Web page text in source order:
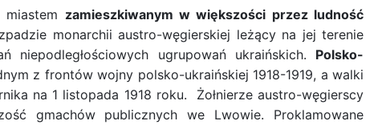
zamieszkiwanym w większości przez ludność
monarchii austro-węgierskiej leżący na jej terenie
niepodległościowych ugrupowań ukraińskich. Polsko-
z frontów wojny polsko-ukraińskiej 1918-1919, a walki
na 1 listopada 1918 roku. Żołnierze austro-węgierscy
gmachów publicznych we Lwowie. Proklamowane